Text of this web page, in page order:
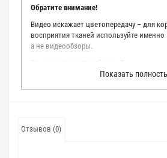
Обратите внимание!
Видео искажает цветопередачу – для
восприятия тканей используйте
а не видеообзоры.
Мы делаем все возможное, чтобы точно
ткани из нашего каталога. Мы
точное соответствие цветов из-за
Показать
Отзывов (0)